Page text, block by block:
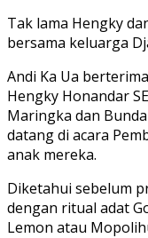
Tak lama Hengky
bersama keluarga
Andi Ka Ua
Hengky Honandar
Maringka dan
datang di acara
anak mereka.
Diketahui sebelum
dengan ritual adat
Lemon atau